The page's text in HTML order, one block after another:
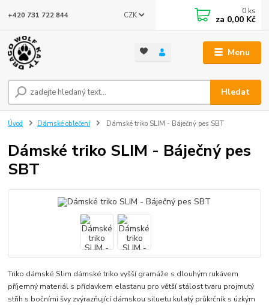
Menu
CZK
Hledat
+420 731 722 844 0 ks
za 0,00 Kč
Úvod Dámské oblečení Dámské triko SLIM - Báječný pes SBT
Dámské triko SLIM - Báječný pes
SBT
Triko dámské Slim dámské triko vyšší gramáže s dlouhým rukávem
příjemný materiál s přídavkem elastanu pro větší stálost tvaru projmutý
střih s bočními švy zvýrazňující dámskou siluetu kulatý průkrčník s úzkým